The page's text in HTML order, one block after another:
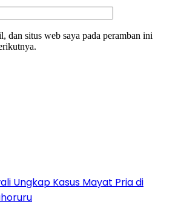
dan situs web saya pada peramban ini
Ungkap Kasus Mayat Pria di